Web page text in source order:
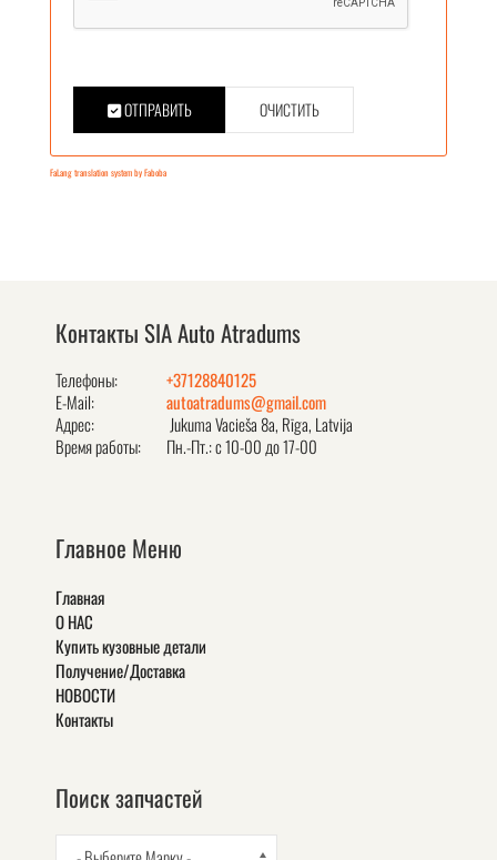
ОТПРАВИТЬ ОЧИСТИТЬ
FaLang translation system by Faboba
Контакты SIA Auto Atradums
Телефоны:
+37128840125
E-Mail:
autoatradums@gmail.com
Адрес:
Jukuma Vacieša 8a, Rīga, Latvija
Время работы:
Пн.-Пт.: с 10-00 до 17-00
Главное Меню
Главная
О НАС
Купить кузовные детали
Получение/Доставка
НОВОСТИ
Контакты
Поиск запчастей